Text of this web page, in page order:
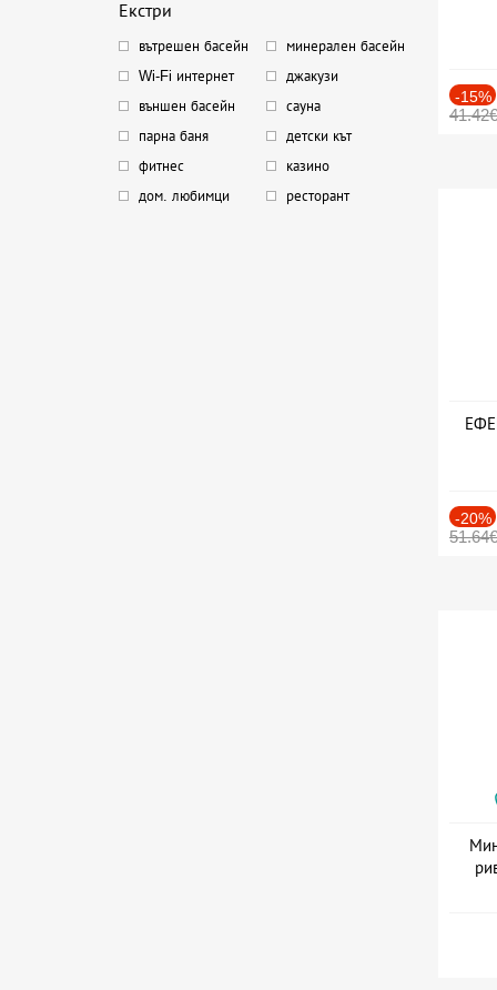
Екстри
вътрешен басейн
минерален басейн
Wi-Fi интернет
джакузи
външен басейн
сауна
парна баня
детски кът
фитнес
казино
дом. любимци
ресторант
-15%
41.42€
-20%
51.64€